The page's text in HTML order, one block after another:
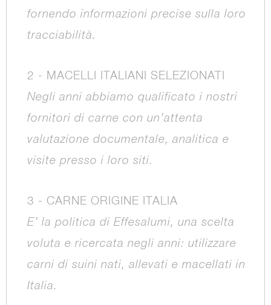
fornendo informazioni precise sulla loro
tracciabilità.
2 - MACELLI ITALIANI SELEZIONATI
Negli anni abbiamo qualificato i nostri
fornitori di carne con un’attenta
valutazione documentale, analitica e
visite presso i loro siti.
3 - CARNE ORIGINE ITALIA
E’ la politica di Effesalumi, una scelta
voluta e ricercata negli anni: utilizzare
carni di suini nati, allevati e macellati in
Italia.